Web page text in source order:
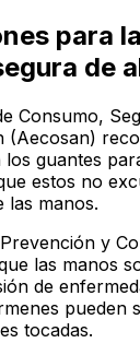
para la
de
Consumo,
(Aecosan)
guantes
estos no
las manos.
y
las manos
de
pueden
tocadas.